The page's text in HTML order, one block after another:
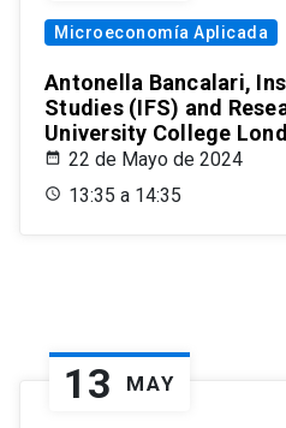
Microeconomía Aplicada
Antonella Bancalari,
Studies (IFS) and
University College
22 de Mayo de 2024
13:35 a 14:35
13 MAY